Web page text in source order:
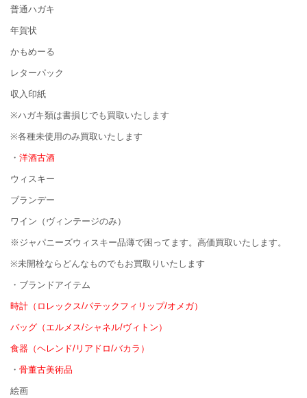
普通ハガキ
年賀状
かもめーる
レターパック
収入印紙
※ハガキ類は書損じでも買取いたします
※各種未使用のみ買取いたします
・ 洋酒古酒
ウィスキー
ブランデー
ワイン（ヴィンテージのみ）
※ジャパニーズウィスキー品薄で困ってます。高価買取いたします。
※未開栓ならどんなものでもお買取りいたします
・ブランドアイテム
時計（ロレックス/パテックフィリップ/オメガ）
バッグ（エルメス/シャネル/ヴィトン）
食器（ヘレンド/リアドロ/バカラ）
・ 骨董古美術品
絵画